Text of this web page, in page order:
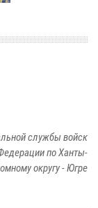
службы войск
по Ханты-
округу - Югре